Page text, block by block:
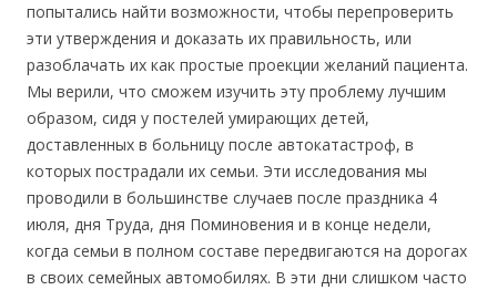
попытались найти возможности, чтобы перепроверить
эти утверждения и доказать их правильность, или
разоблачать их как простые проекции желаний пациента.
Мы верили, что сможем изучить эту проблему лучшим
образом, сидя у постелей умирающих детей,
доставленных в больницу после автокатастроф, в
которых пострадали их семьи. Эти исследования мы
проводили в большинстве случаев после праздника 4
июля, дня Труда, дня Поминовения и в конце недели,
когда семьи в полном составе передвигаются на дорогах
в своих семейных автомобилях. В эти дни слишком часто